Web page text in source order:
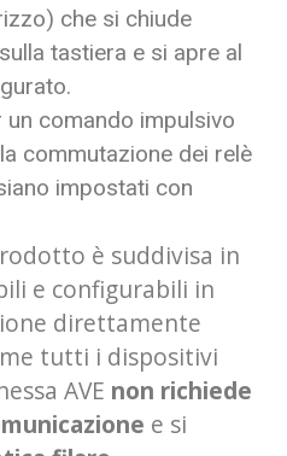
che si chiude
tastiera e si apre al
comando impulsivo
commutazione dei relè
impostati con
è suddivisa in
e configurabili in
direttamente
tutti i dispositivi
AVE non richiede
e si